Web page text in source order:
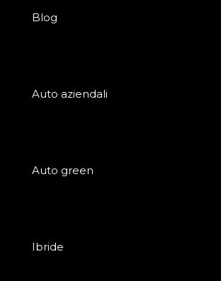
Blog
Auto aziendali
Auto green
Ibride